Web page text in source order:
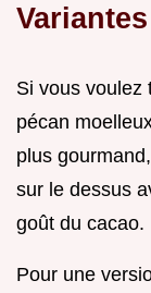
Si vous voulez
pécan
plus
sur le dessus
goût du cacao.
Pour une